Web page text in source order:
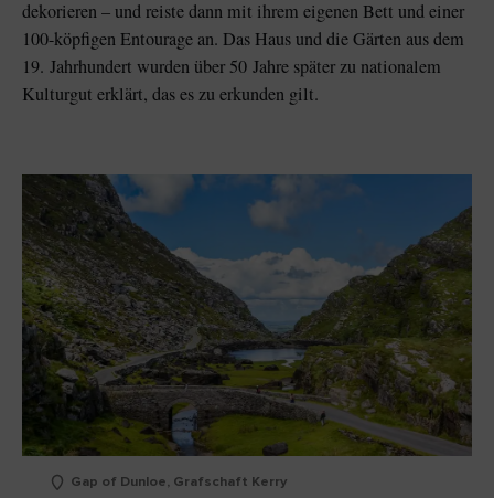
dekorieren – und reiste dann mit ihrem eigenen Bett und einer
100-köpfigen Entourage an. Das Haus und die Gärten aus dem
19. Jahrhundert wurden über 50 Jahre später zu nationalem
Kulturgut erklärt, das es zu erkunden gilt.
Gap of Dunloe, Grafschaft Kerry